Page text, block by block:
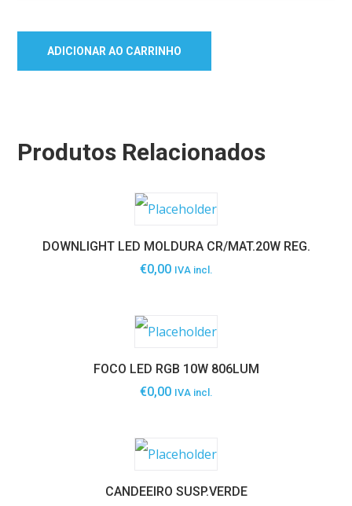
ADICIONAR AO CARRINHO
Produtos Relacionados
DOWNLIGHT LED MOLDURA CR/MAT.20W REG.
€0,00 IVA incl.
FOCO LED RGB 10W 806LUM
€0,00 IVA incl.
CANDEEIRO SUSP.VERDE